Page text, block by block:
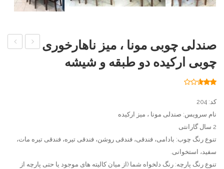
چوبی خط
صندلی چوبی مونا ، میز ناهارخوری
چوبی ارکیده دو طبقه و شیشه
از 5
امتیاز
مشتری
کد: 204
نام سرویس: صندلی مونا ، میز ارکیده
2 سال گارانتی
تنوع رنگ چوب: بادامی، فندقی، فندقی روشن، فندقی تیره، فندقی تیره مات،
سفید، استخوانی.
تنوع رنگ پارچه: رنگ دلخواه شما (از میان کالیته های موجود یا حتی پارچه از